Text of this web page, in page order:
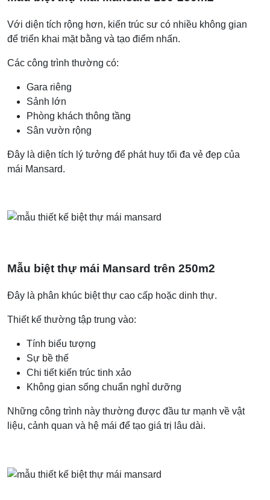
Với diện tích rộng hơn, kiến trúc sư có nhiều không gian
để triển khai mặt bằng và tạo điểm nhấn.
Các công trình thường có:
Gara riêng
Sảnh lớn
Phòng khách thông tầng
Sân vườn rộng
Đây là diện tích lý tưởng để phát huy tối đa vẻ đẹp của
mái Mansard.
Mẫu biệt thự mái Mansard trên 250m2
Đây là phân khúc biệt thự cao cấp hoặc dinh thự.
Thiết kế thường tập trung vào:
Tính biểu tượng
Sự bề thế
Chi tiết kiến trúc tinh xảo
Không gian sống chuẩn nghỉ dưỡng
Những công trình này thường được đầu tư mạnh về vật
liệu, cảnh quan và hệ mái để tạo giá trị lâu dài.